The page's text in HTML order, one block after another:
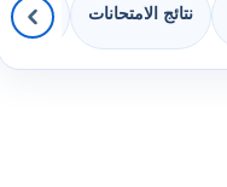
نتائج الامتحانات